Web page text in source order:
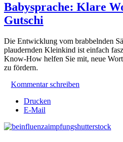
Babysprache: Klare
Gutschi
Die Entwicklung vom brabbelnden
plaudernden Kleinkind ist einfach
Know-How helfen Sie mit, neue
zu fördern.
Kommentar schreiben
Drucken
E-Mail